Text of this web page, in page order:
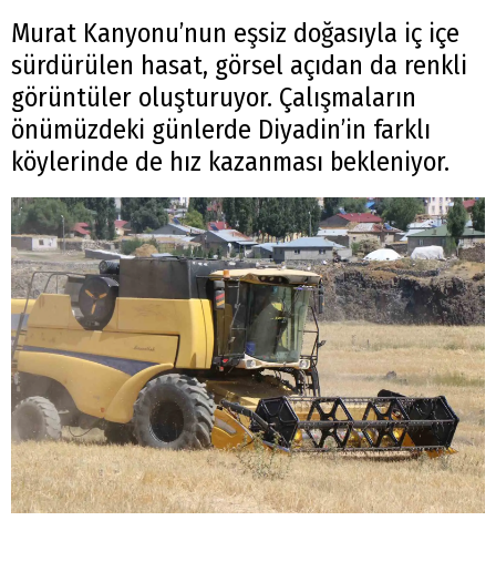
Murat Kanyonu’nun eşsiz doğasıyla iç içe
sürdürülen hasat, görsel açıdan da renkli
görüntüler oluşturuyor. Çalışmaların
önümüzdeki günlerde Diyadin’in farklı
köylerinde de hız kazanması bekleniyor.